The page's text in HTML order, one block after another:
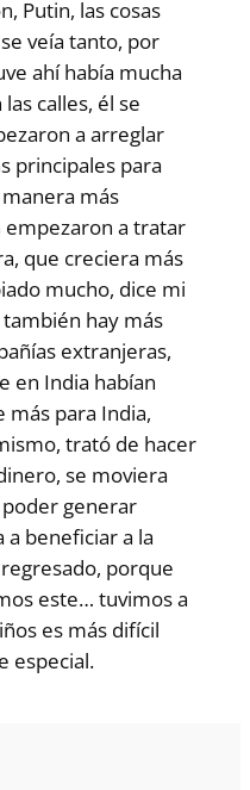
Putin, las cosas
veía tanto, por
ahí había mucha
calles, él se
a arreglar
principales para
más
a tratar
que creciera más
mucho, dice mi
hay más
extranjeras,
en India habían
más para India,
trató de hacer
se moviera
generar
a beneficiar a la
porque
este… tuvimos a
es más difícil
especial.